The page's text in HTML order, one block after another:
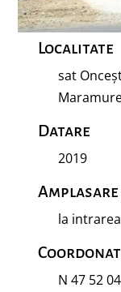
Localitate
sat
Datare
2019
Amplasare
la
N 47 52